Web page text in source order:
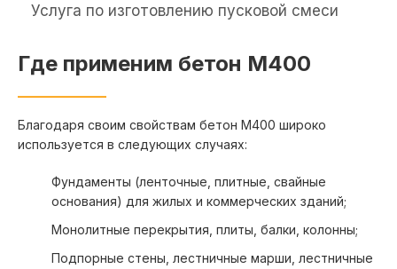
Услуга по изготовлению пусковой смеси
Где применим бетон М400
Благодаря своим свойствам бетон М400 широко
используется в следующих случаях:
Фундаменты (ленточные, плитные, свайные
основания) для жилых и коммерческих зданий;
Монолитные перекрытия, плиты, балки, колонны;
Подпорные стены, лестничные марши, лестничные